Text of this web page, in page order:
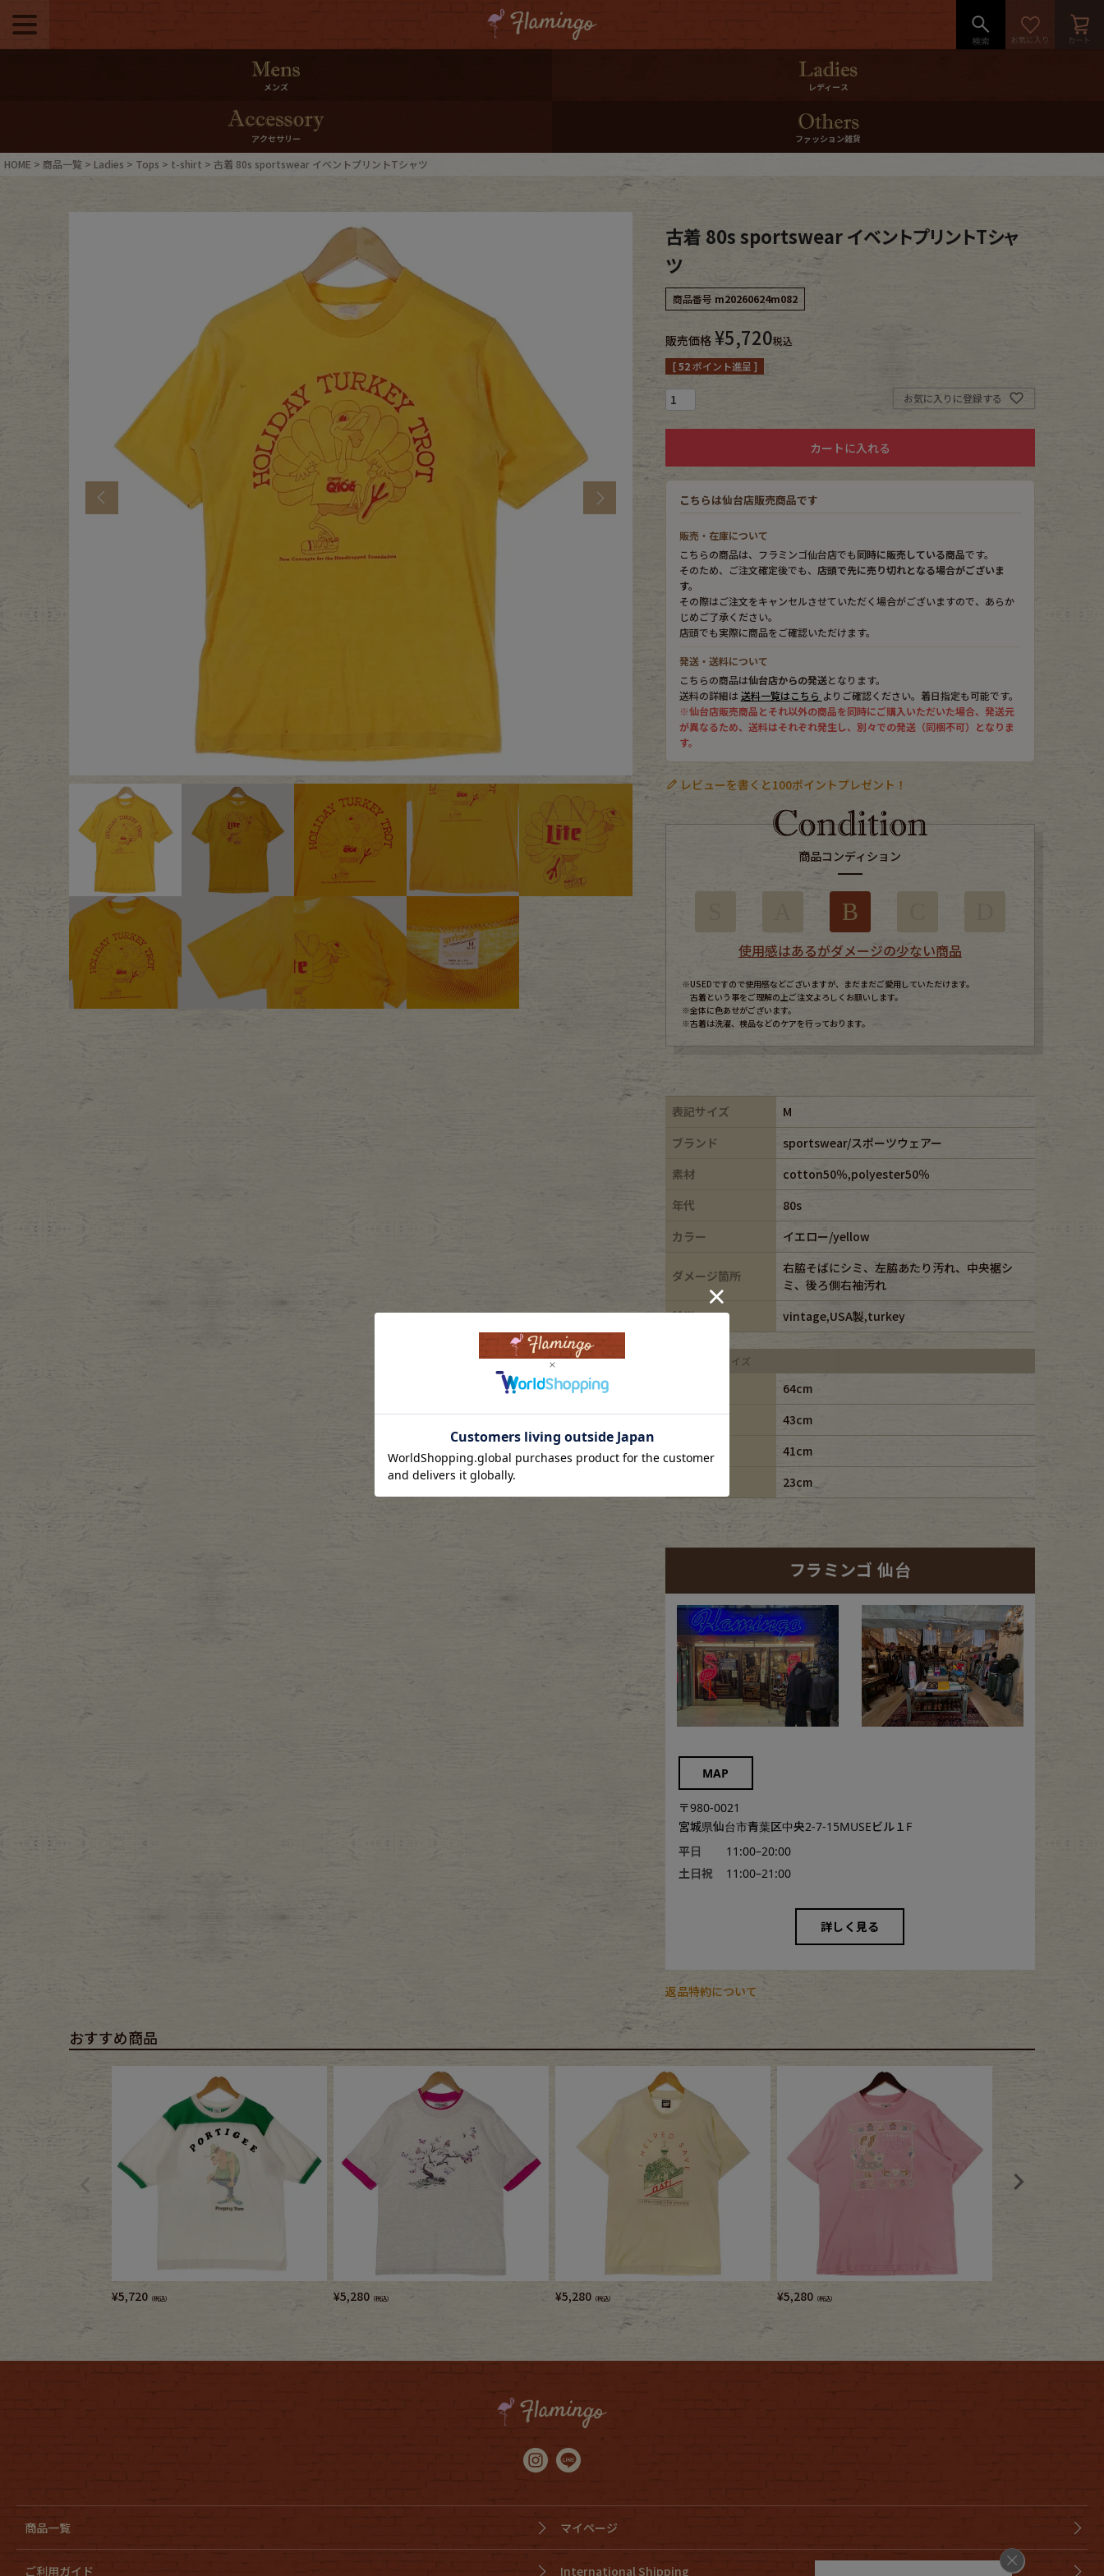
500pt＆10％Offクーポンプレゼント
ログイン・会員登録 LINE ID連携
International Shipping
店舗紹介 特集一覧
古着卸DOCK
メンズ商品カテゴリーから探す
Outer
レディース商品カテゴリーから探す
Fafatt Kidswear
小物・アクセサリーから探す
Eye Wear Cap
Bag Stall・Scarf
メンズ レディース
アクセサリー ファッション雑貨
HOME 商品一覧 Ladies Tops t-shirt 古着 80s sportswear イベントプリントTシャツ
古着 80s sportswear イベントプリントTシャ
ツ
商品番号 m20260624m082
販売価格 ¥5,720税込
[52ポイント進呈 ]
お気に入りに登録する
カートに入れる
こちらは仙台店販売商品です
販売・在庫について
こちらの商品は、フラミンゴ仙台店でも同時に販売している商品です。
そのため、ご注文確定後でも、 店頭で先に売り切れとなる場合がございま
す。
その際はご注文をキャンセルさせていただく場合がございますので、あらか
じめご了承ください。
店頭でも実際に商品をご確認いただけます。
発送・送料について
こちらの商品は仙台店からの発送となります。
送料の詳細は 送料一覧はこちら よりご確認ください。着日指定も可能です。
※仙台店販売商品とそれ以外の商品を同時にご購入いただいた場合、発送元
が異なるため、送料はそれぞれ発生し、別々での発送（同梱不可）となりま
す。
レビューを書くと100ポイントプレゼント！
商品コンディション
B
使用感はあるがダメージの少ない商品
※USEDですので使用感などございますが、まだまだご愛用していただけます。
古着という事をご理解の上ご注文よろしくお願いします。
※全体に色あせがございます。
※古着は洗濯、検品などのケアを行っております。
表記サイズ
M
ブランド
sportswear/スポーツウェアー
素材
cotton50％,polyester50％
年代
80s
カラー
イエロー/yellow
ダメージ箇所
右脇そばにシミ、左脇あたり汚れ、中央裾シ
ミ、後ろ側右袖汚れ
特徴
vintage,USA製,turkey
平置き実寸サイズ
64cm
身幅
43cm
肩幅
41cm
23cm
フラミンゴ 仙台
MAP
〒980-0021
宮城県仙台市青葉区中央2-7-15MUSEビル１F
平日
11:00–20:00
土日祝
11:00–21:00
詳しく見る
返品特約について
おすすめ商品
¥5,720 （税込） ¥5,280 （税込） ¥5,280 （税込） ¥5,280 （税込）
商品一覧 マイページ
ご利用ガイド International Shipping